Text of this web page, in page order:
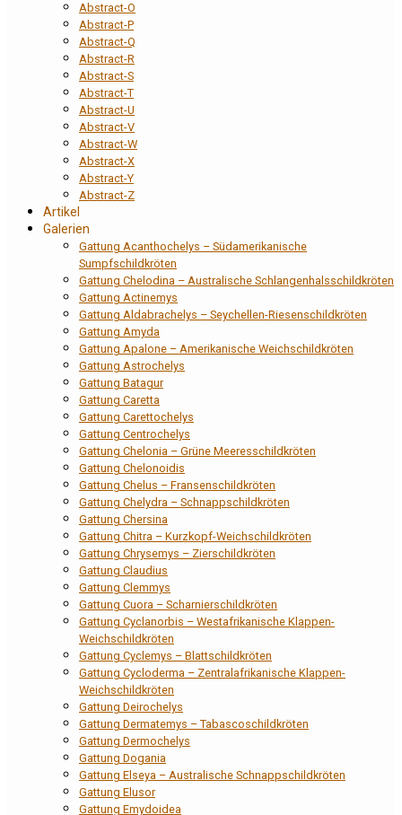
Abstract-O
Abstract-P
Abstract-Q
Abstract-R
Abstract-S
Abstract-T
Abstract-U
Abstract-V
Abstract-W
Abstract-X
Abstract-Y
Abstract-Z
Artikel
Galerien
Gattung Acanthochelys – Südamerikanische
Sumpfschildkröten
Gattung Chelodina – Australische Schlangenhalsschildkröten
Gattung Actinemys
Gattung Aldabrachelys – Seychellen-Riesenschildkröten
Gattung Amyda
Gattung Apalone – Amerikanische Weichschildkröten
Gattung Astrochelys
Gattung Batagur
Gattung Caretta
Gattung Carettochelys
Gattung Centrochelys
Gattung Chelonia – Grüne Meeresschildkröten
Gattung Chelonoidis
Gattung Chelus – Fransenschildkröten
Gattung Chelydra – Schnappschildkröten
Gattung Chersina
Gattung Chitra – Kurzkopf-Weichschildkröten
Gattung Chrysemys – Zierschildkröten
Gattung Claudius
Gattung Clemmys
Gattung Cuora – Scharnierschildkröten
Gattung Cyclanorbis – Westafrikanische Klappen-
Weichschildkröten
Gattung Cyclemys – Blattschildkröten
Gattung Cycloderma – Zentralafrikanische Klappen-
Weichschildkröten
Gattung Deirochelys
Gattung Dermatemys – Tabascoschildkröten
Gattung Dermochelys
Gattung Dogania
Gattung Elseya – Australische Schnappschildkröten
Gattung Elusor
Gattung Emydoidea